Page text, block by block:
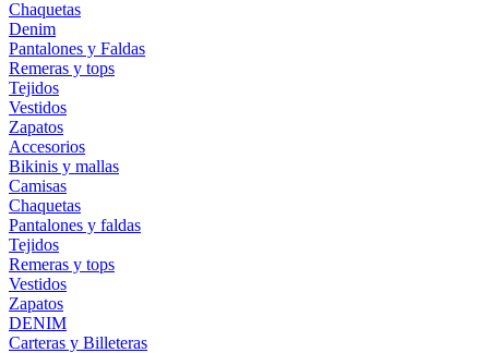
Chaquetas
Denim
Pantalones y Faldas
Remeras y tops
Tejidos
Vestidos
Zapatos
Accesorios
Bikinis y mallas
Camisas
Chaquetas
Pantalones y faldas
Tejidos
Remeras y tops
Vestidos
Zapatos
DENIM
Carteras y Billeteras